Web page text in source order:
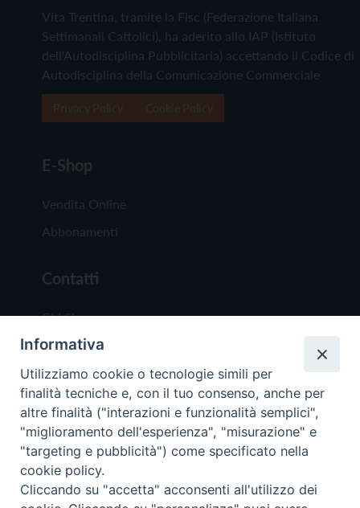
Vita Trentina, tramite la Fisc (Federazione Italiana
Settimanali Cattolici), ha aderito allo IAP (Istituto
dell'Autodisciplina Pubblicitaria) accettando il Codice di
Autodisciplina della Comunicazione Commerciale
E-Shop
Vendita Online
Abbonamenti
Contatti
Chi Siamo
Redazione
Scrivici
Copyright © 2019 - Tutti i diritti riservati - Vita
Trentina Editrice
Informativa
Utilizziamo cookie o tecnologie simili per
finalità tecniche e, con il tuo consenso, anche per
altre finalità ("interazioni e funzionalità semplici",
"miglioramento dell'esperienza", "misurazione" e
"targeting e pubblicità") come specificato nella
cookie policy.
Cliccando su "accetta" acconsenti all'utilizzo dei